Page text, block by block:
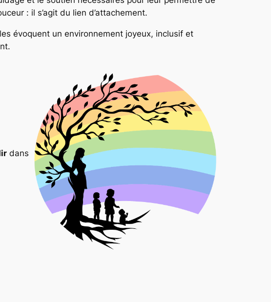
: il s’agit du lien d’attachement.
évoquent un environnement joyeux, inclusif et
dans